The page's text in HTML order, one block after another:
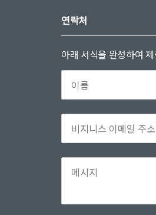
연락처
아래 서식을 완성하여